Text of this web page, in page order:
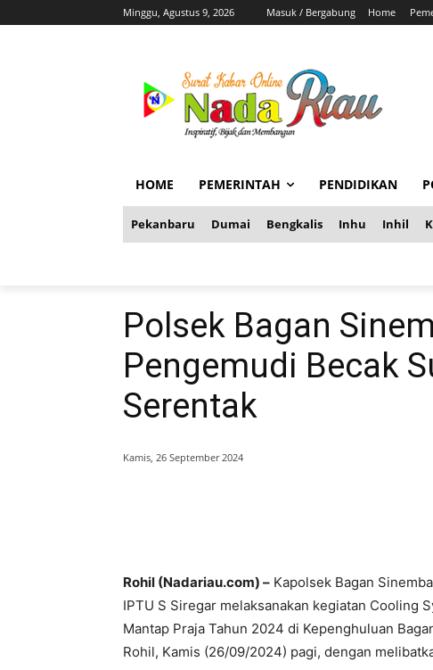
Minggu, Agustus 9, 2026 Masuk / Bergabung Home
HOME PEMERINTAH PENDIDIKAN
Pekanbaru Dumai Bengkalis Inhu Inhil
Polsek Bagan
Pengemudi Becak
Serentak
Kamis, 26 September 2024
Rohil (Nadariau.com) – Kapolsek Bagan
IPTU S Siregar melaksanakan kegiatan Cooling
Mantap Praja Tahun 2024 di Kepenghuluan
Rohil, Kamis (26/09/2024) pagi, dengan